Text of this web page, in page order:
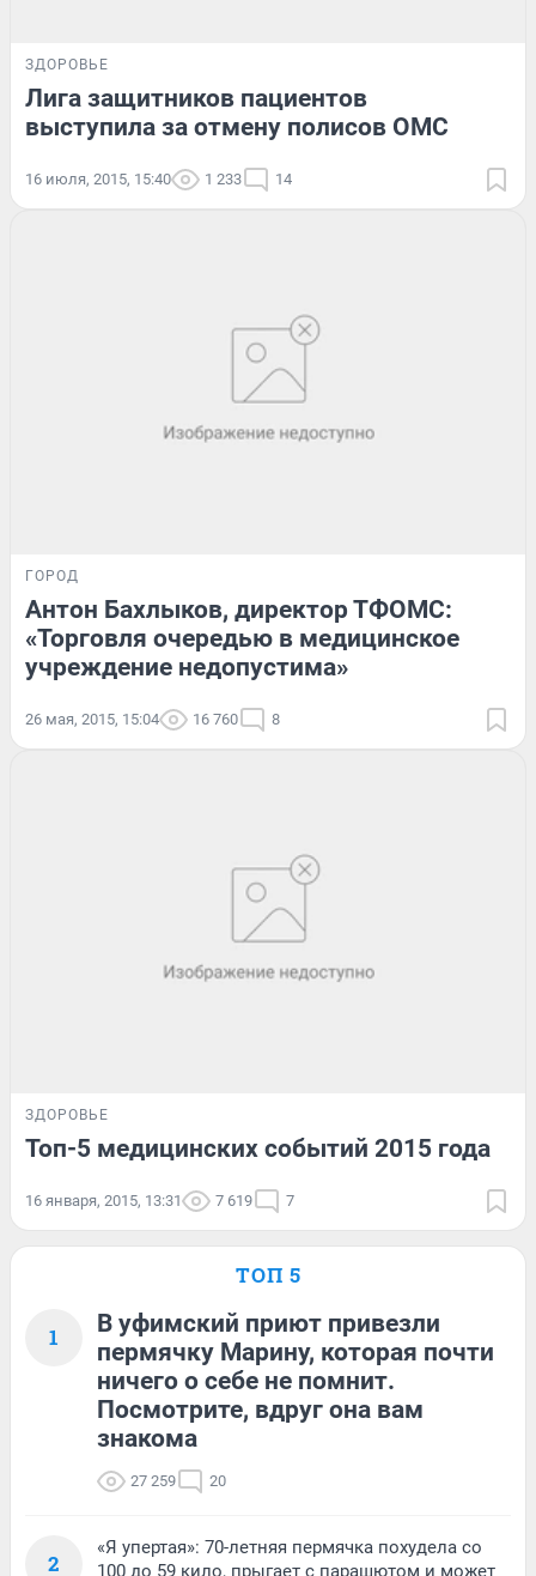
ЗДОРОВЬЕ
Лига защитников пациентов
выступила за отмену полисов ОМС
16 июля, 2015, 15:40 1 233 14
ГОРОД
Антон Бахлыков, директор ТФОМС:
«Торговля очередью в медицинское
учреждение недопустима»
26 мая, 2015, 15:04 16 760 8
ЗДОРОВЬЕ
Топ-5 медицинских событий 2015 года
16 января, 2015, 13:31 7 619 7
ТОП 5
1
В уфимский приют привезли
пермячку Марину, которая почти
ничего о себе не помнит.
Посмотрите, вдруг она вам
знакома
27 259 20
2
«Я упертая»: 70-летняя пермячка похудела со